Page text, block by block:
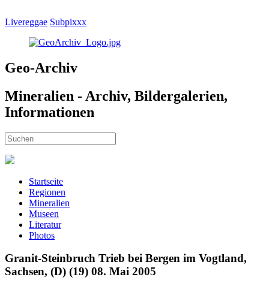
Livereggae Subpixxx
Geo-Archiv
Mineralien - Archiv, Bildergalerien,
Informationen
Startseite
Regionen
Mineralien
Museen
Literatur
Photos
Granit-Steinbruch Trieb bei Bergen im Vogtland,
Sachsen, (D) (19) 08. Mai 2005